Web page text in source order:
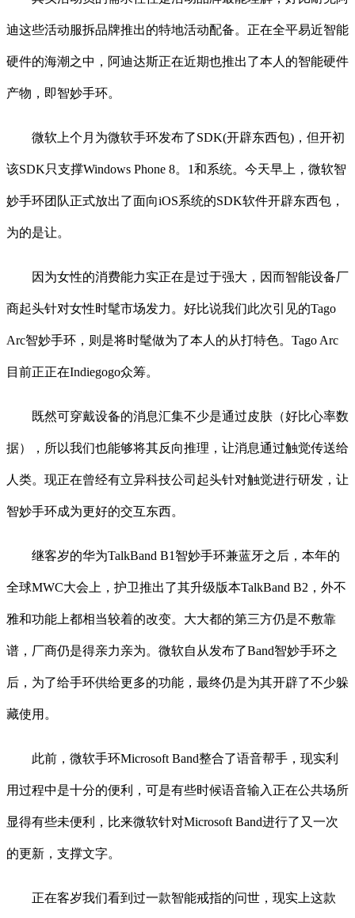
迪这些活动服拆品牌推出的特地活动配备。正在全平易近智能
硬件的海潮之中，阿迪达斯正在近期也推出了本人的智能硬件
产物，即智妙手环。
微软上个月为微软手环发布了SDK(开辟东西包)，但开初
该SDK只支撑Windows Phone 8。1和系统。今天早上，微软智
妙手环团队正式放出了面向iOS系统的SDK软件开辟东西包，
为的是让。
因为女性的消费能力实正在是过于强大，因而智能设备厂
商起头针对女性时髦市场发力。好比说我们此次引见的Tago
Arc智妙手环，则是将时髦做为了本人的从打特色。Tago Arc
目前正正在Indiegogo众筹。
既然可穿戴设备的消息汇集不少是通过皮肤（好比心率数
据），所以我们也能够将其反向推理，让消息通过触觉传送给
人类。现正在曾经有立异科技公司起头针对触觉进行研发，让
智妙手环成为更好的交互东西。
继客岁的华为TalkBand B1智妙手环兼蓝牙之后，本年的
全球MWC大会上，护卫推出了其升级版本TalkBand B2，外不
雅和功能上都相当较着的改变。大大都的第三方仍是不敷靠
谱，厂商仍是得亲力亲为。微软自从发布了Band智妙手环之
后，为了给手环供给更多的功能，最终仍是为其开辟了不少躲
藏使用。
此前，微软手环Microsoft Band整合了语音帮手，现实利
用过程中是十分的便利，可是有些时候语音输入正在公共场所
显得有些未便利，比来微软针对Microsoft Band进行了又一次
的更新，支撑文字。
正在客岁我们看到过一款智能戒指的问世，现实上这款